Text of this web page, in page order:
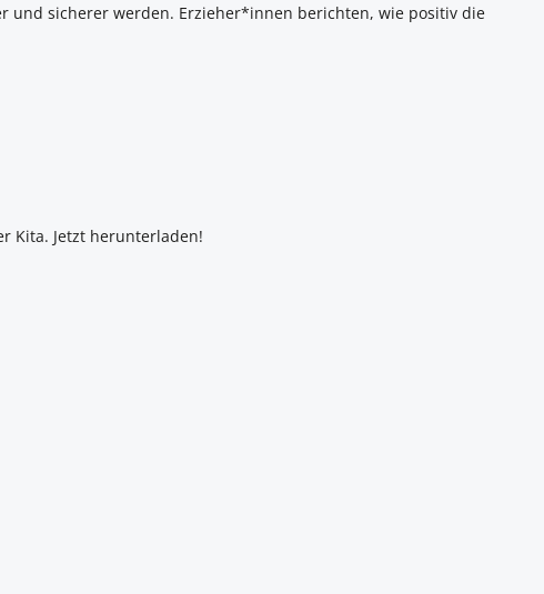
und sicherer werden. Erzieher*innen berichten, wie positiv die
Kita. Jetzt herunterladen!